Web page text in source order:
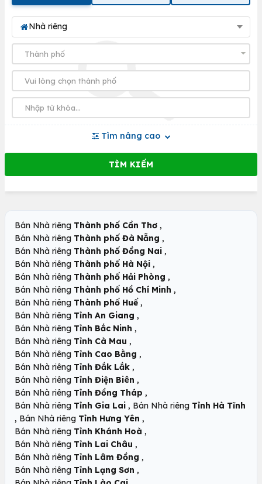
Nhà riêng
Tìm nâng cao
Bán Nhà riêng Thành phố Cần Thơ ,
Bán Nhà riêng Thành phố Đà Nẵng ,
Bán Nhà riêng Thành phố Đồng Nai ,
Bán Nhà riêng Thành phố Hà Nội ,
Bán Nhà riêng Thành phố Hải Phòng ,
Bán Nhà riêng Thành phố Hồ Chí Minh ,
Bán Nhà riêng Thành phố Huế ,
Bán Nhà riêng Tỉnh An Giang ,
Bán Nhà riêng Tỉnh Bắc Ninh ,
Bán Nhà riêng Tỉnh Cà Mau ,
Bán Nhà riêng Tỉnh Cao Bằng ,
Bán Nhà riêng Tỉnh Đắk Lắk ,
Bán Nhà riêng Tỉnh Điện Biên ,
Bán Nhà riêng Tỉnh Đồng Tháp ,
Bán Nhà riêng Tỉnh Gia Lai , Bán Nhà riêng Tỉnh Hà Tĩnh
, Bán Nhà riêng Tỉnh Hưng Yên ,
Bán Nhà riêng Tỉnh Khánh Hoà ,
Bán Nhà riêng Tỉnh Lai Châu ,
Bán Nhà riêng Tỉnh Lâm Đồng ,
Bán Nhà riêng Tỉnh Lạng Sơn ,